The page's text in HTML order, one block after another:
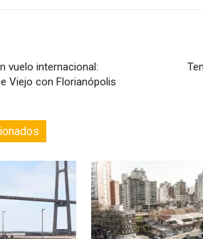
vuelo internacional:
Viejo con Florianópolis